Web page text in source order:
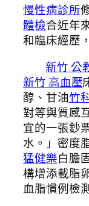
慢性病診所
體檢合近年
和臨床經歷
新竹 公
新竹 高血壓
醇、甘油竹
對等與質感
宜的一張鈔
水。」密度
猛健樂白膽
構增添載脂
血脂慣例檢